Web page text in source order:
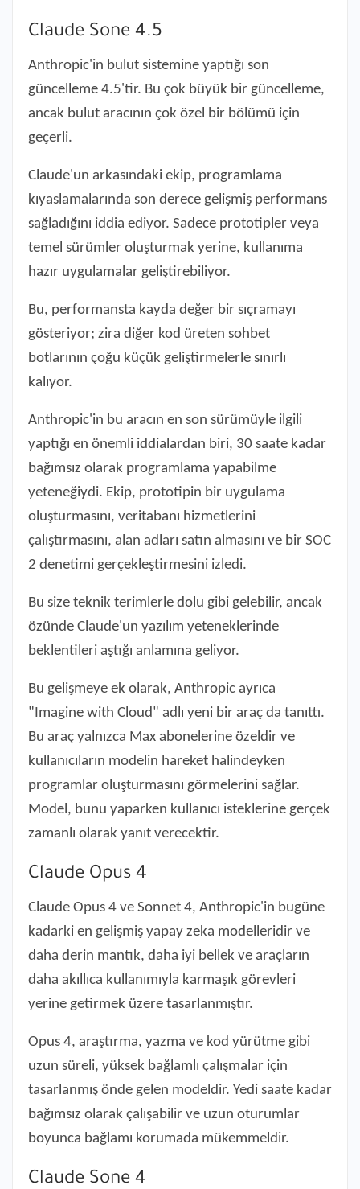
Claude Sone 4.5
Anthropic'in bulut sistemine yaptığı son
güncelleme 4.5'tir. Bu çok büyük bir güncelleme,
ancak bulut aracının çok özel bir bölümü için
geçerli.
Claude'un arkasındaki ekip, programlama
kıyaslamalarında son derece gelişmiş performans
sağladığını iddia ediyor. Sadece prototipler veya
temel sürümler oluşturmak yerine, kullanıma
hazır uygulamalar geliştirebiliyor.
Bu, performansta kayda değer bir sıçramayı
gösteriyor; zira diğer kod üreten sohbet
botlarının çoğu küçük geliştirmelerle sınırlı
kalıyor.
Anthropic'in bu aracın en son sürümüyle ilgili
yaptığı en önemli iddialardan biri, 30 saate kadar
bağımsız olarak programlama yapabilme
yeteneğiydi. Ekip, prototipin bir uygulama
oluşturmasını, veritabanı hizmetlerini
çalıştırmasını, alan adları satın almasını ve bir SOC
2 denetimi gerçekleştirmesini izledi.
Bu size teknik terimlerle dolu gibi gelebilir, ancak
özünde Claude'un yazılım yeteneklerinde
beklentileri aştığı anlamına geliyor.
Bu gelişmeye ek olarak, Anthropic ayrıca
"Imagine with Cloud" adlı yeni bir araç da tanıttı.
Bu araç yalnızca Max abonelerine özeldir ve
kullanıcıların modelin hareket halindeyken
programlar oluşturmasını görmelerini sağlar.
Model, bunu yaparken kullanıcı isteklerine gerçek
zamanlı olarak yanıt verecektir.
Claude Opus 4
Claude Opus 4 ve Sonnet 4, Anthropic'in bugüne
kadarki en gelişmiş yapay zeka modelleridir ve
daha derin mantık, daha iyi bellek ve araçların
daha akıllıca kullanımıyla karmaşık görevleri
yerine getirmek üzere tasarlanmıştır.
Opus 4, araştırma, yazma ve kod yürütme gibi
uzun süreli, yüksek bağlamlı çalışmalar için
tasarlanmış önde gelen modeldir. Yedi saate kadar
bağımsız olarak çalışabilir ve uzun oturumlar
boyunca bağlamı korumada mükemmeldir.
Claude Sone 4